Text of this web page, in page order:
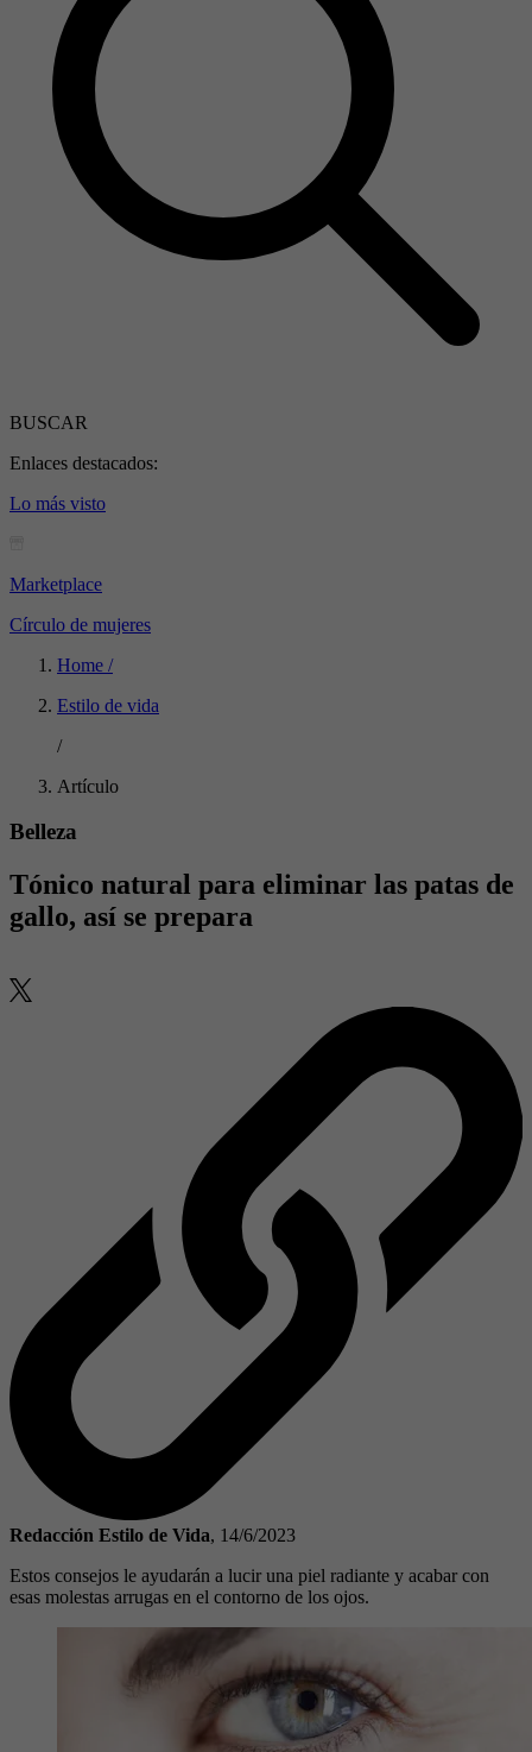
BUSCAR
Enlaces destacados:
Lo más visto
Marketplace
Círculo de mujeres
Home /
Estilo de vida
/
Artículo
Belleza
Tónico natural para eliminar las patas de
gallo, así se prepara
Redacción Estilo de Vida, 14/6/2023
Estos consejos le ayudarán a lucir una piel radiante y acabar con
esas molestas arrugas en el contorno de los ojos.